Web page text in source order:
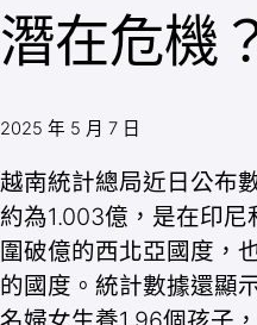
潛在危機
2025 年 5 月 7 日
越南統計總局近日公布
約為1.003億，是在印
圍破億的西北亞國度，
的國度。統計數據還顯